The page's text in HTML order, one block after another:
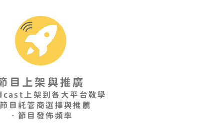
目上架與推廣
上架到各大平台教學
目託管商選擇與推薦
•節目發佈頻率